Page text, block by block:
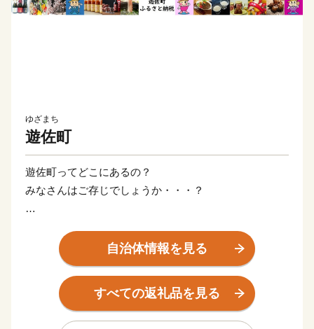
ゆざまち
遊佐町
遊佐町ってどこにあるの？
みなさんはご存じでしょうか・・・？
山形県を人の横顔に見立てると、遊佐町がおでこの位置
に当たるという地理的な特徴があります。
自治体情報を見る
すべての返礼品を見る